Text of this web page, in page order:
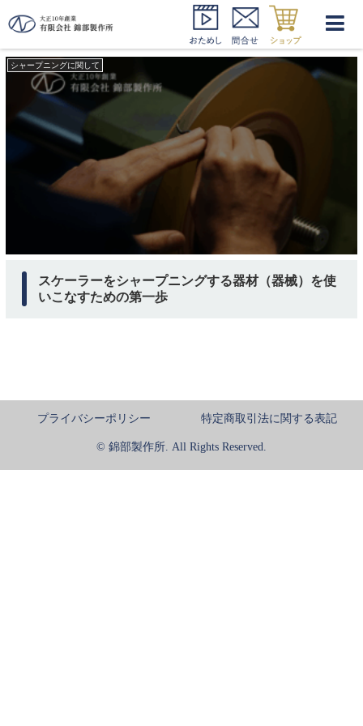
キュレット シャープニング機械
シャープニングに関して
スケーラーをシャープニングする器材（器械）を使
いこなすための第一歩
プライバシーポリシー 特定商取引法に関する表記
© 錦部製作所. All Rights Reserved.